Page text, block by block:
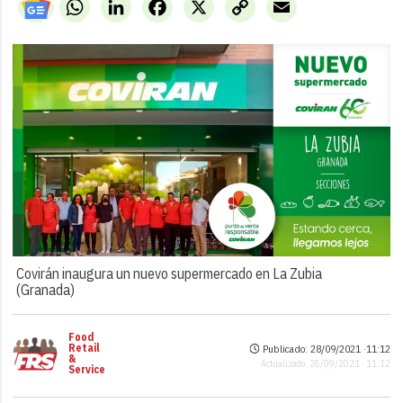
Link
Covirán inaugura un nuevo supermercado en La Zubia
(Granada)
Food
Retail
&
Service
Publicado: 28/09/2021 ·11:12
Actualizado: 28/09/2021 · 11:12